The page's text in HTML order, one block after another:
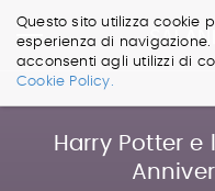
Questo sito utilizza cookie
esperienza di navigazione.
acconsenti agli utilizzi di
Cookie Policy.
Salta
Harry Potter e